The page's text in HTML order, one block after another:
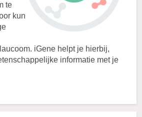
te
kun
iGene helpt je hierbij,
informatie met je